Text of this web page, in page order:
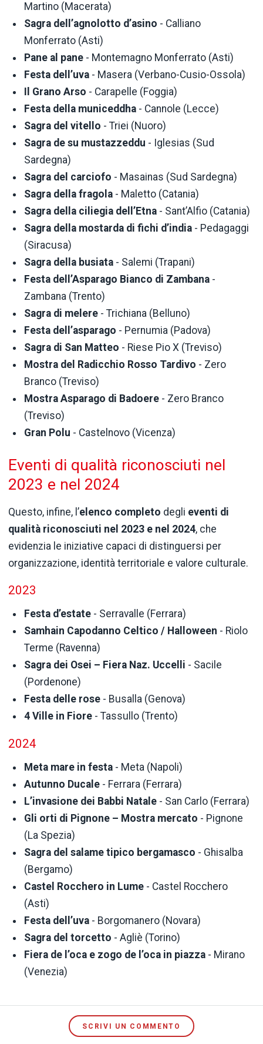
Martino (Macerata)
Sagra dell’agnolotto d’asino - Calliano
Monferrato (Asti)
Pane al pane - Montemagno Monferrato (Asti)
Festa dell’uva - Masera (Verbano-Cusio-Ossola)
Il Grano Arso - Carapelle (Foggia)
Festa della municeddha - Cannole (Lecce)
Sagra del vitello - Triei (Nuoro)
Sagra de su mustazzeddu - Iglesias (Sud
Sardegna)
Sagra del carciofo - Masainas (Sud Sardegna)
Sagra della fragola - Maletto (Catania)
Sagra della ciliegia dell’Etna - Sant’Alfio (Catania)
Sagra della mostarda di fichi d’india - Pedagaggi
(Siracusa)
Sagra della busiata - Salemi (Trapani)
Festa dell’Asparago Bianco di Zambana -
Zambana (Trento)
Sagra di melere - Trichiana (Belluno)
Festa dell’asparago - Pernumia (Padova)
Sagra di San Matteo - Riese Pio X (Treviso)
Mostra del Radicchio Rosso Tardivo - Zero
Branco (Treviso)
Mostra Asparago di Badoere - Zero Branco
(Treviso)
Gran Polu - Castelnovo (Vicenza)
Eventi di qualità riconosciuti nel
2023 e nel 2024
Questo, infine, l’elenco completo degli eventi di
qualità riconosciuti nel 2023 e nel 2024, che
evidenzia le iniziative capaci di distinguersi per
organizzazione, identità territoriale e valore culturale.
2023
Festa d’estate - Serravalle (Ferrara)
Samhain Capodanno Celtico / Halloween - Riolo
Terme (Ravenna)
Sagra dei Osei – Fiera Naz. Uccelli - Sacile
(Pordenone)
Festa delle rose - Busalla (Genova)
4 Ville in Fiore - Tassullo (Trento)
2024
Meta mare in festa - Meta (Napoli)
Autunno Ducale - Ferrara (Ferrara)
L’invasione dei Babbi Natale - San Carlo (Ferrara)
Gli orti di Pignone – Mostra mercato - Pignone
(La Spezia)
Sagra del salame tipico bergamasco - Ghisalba
(Bergamo)
Castel Rocchero in Lume - Castel Rocchero
(Asti)
Festa dell’uva - Borgomanero (Novara)
Sagra del torcetto - Agliè (Torino)
Fiera de l’oca e zogo de l’oca in piazza - Mirano
(Venezia)
SCRIVI UN COMMENTO